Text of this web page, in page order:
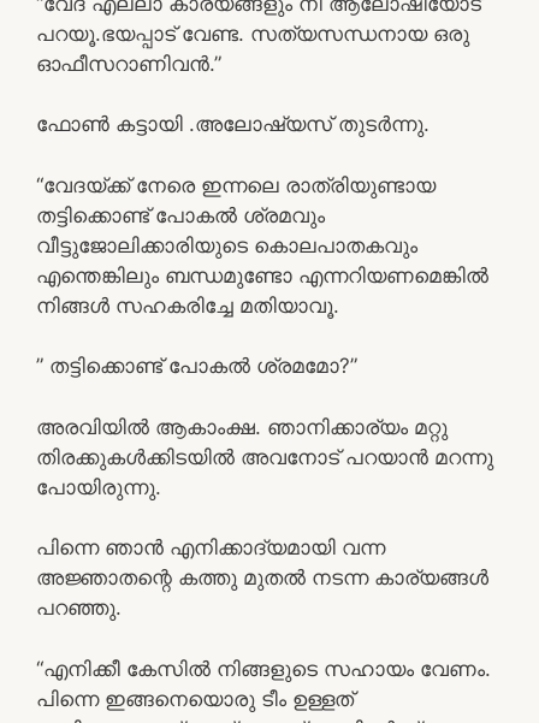
പറയൂ.ഭയപ്പാട് വേണ്ട. സത്യസന്ധനായ ഒരു
ഓഫീസറാണിവൻ.”
ഫോൺ കട്ടായി .അലോഷ്യസ് തുടർന്നു.
“വേദയ്ക്ക് നേരെ ഇന്നലെ രാത്രിയുണ്ടായ
തട്ടിക്കൊണ്ട് പോകൽ ശ്രമവും
വീട്ടുജോലിക്കാരിയുടെ കൊലപാതകവും
എന്തെങ്കിലും ബന്ധമുണ്ടോ എന്നറിയണമെങ്കിൽ
നിങ്ങൾ സഹകരിച്ചേ മതിയാവൂ.
” തട്ടിക്കൊണ്ട് പോകൽ ശ്രമമോ?”
അരവിയിൽ ആകാംക്ഷ. ഞാനിക്കാര്യം മറ്റു
തിരക്കുകൾക്കിടയിൽ അവനോട് പറയാൻ മറന്നു
പോയിരുന്നു.
പിന്നെ ഞാൻ എനിക്കാദ്യമായി വന്ന
അജ്ഞാതന്റെ കത്തു മുതൽ നടന്ന കാര്യങ്ങൾ
പറഞ്ഞു.
“എനിക്കീ കേസിൽ നിങ്ങളുടെ സഹായം വേണം.
പിന്നെ ഇങ്ങനെയൊരു ടീം ഉള്ളത്